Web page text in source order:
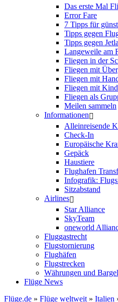
Das erste Mal
Error Fare
7 Tipps für
Tipps gegen
Tipps gegen
Langeweile am
Fliegen in der
Fliegen mit
Fliegen mit
Fliegen mit
Fliegen als
Meilen sammeln
Informationen
Alleinreisende
Check-In
Europäische
Gepäck
Haustiere
Flughafen
Infografik:
Sitzabstand
Airlines
Star Alliance
SkyTeam
oneworld
Fluggastrecht
Flugstornierung
Flughäfen
Flugstrecken
Währungen und
Flüge News
Flüge.de » Flüge weltweit » Italien